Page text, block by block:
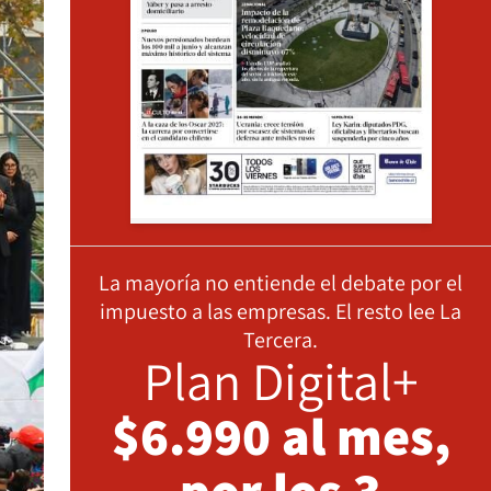
La mayoría no entiende el debate por el
impuesto a las empresas. El resto lee La
Tercera.
Plan Digital+
$6.990 al mes,